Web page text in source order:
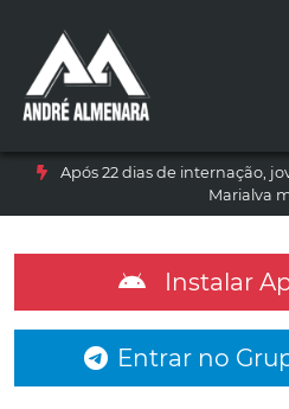
Após 22 dias de internação,
Marialva
Instalar
Entrar no